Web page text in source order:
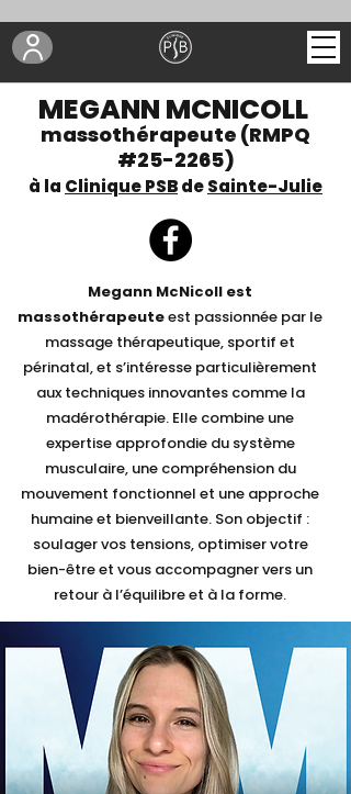
MEGANN MCNICOLL
massothérapeute (RMPQ
#25-2265)
à la Clinique PSBdeSainte-Julie
Megann McNicoll est
massothérapeuteest passionnée par le
massage thérapeutique, sportif et
périnatal, et s’intéresse particulièrement
aux techniques innovantes comme la
madérothérapie. Elle combine une
expertise approfondie du système
musculaire, une compréhension du
mouvement fonctionnel et une approche
humaine et bienveillante. Son objectif :
soulager vos tensions, optimiser votre
bien-être et vous accompagner vers un
retour à l’équilibre et à la forme.